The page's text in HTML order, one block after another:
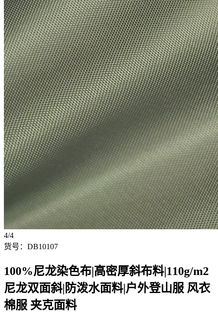
4/4
货号：DB10107
100%尼龙染色布|高密厚斜布料|110g/m2
尼龙双面斜|防泼水面料|户外登山服 风衣
棉服 夹克面料